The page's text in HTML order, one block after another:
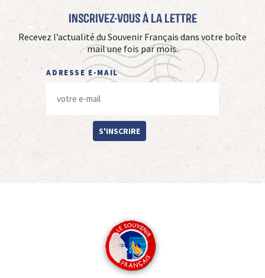
Inscrivez-vous à La Lettre
Recevez l’actualité du Souvenir Français dans votre boîte
mail une fois par mois.
ADRESSE E-MAIL
S'INSCRIRE